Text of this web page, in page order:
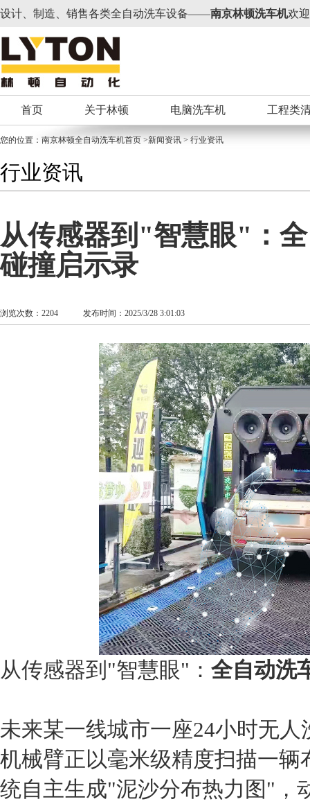
设计、制造、销售各类全自动洗车设备——南京林顿洗车机欢
首页 关于林顿 电脑洗车机 工程类
您的位置： 南京林顿全自动洗车机首页 >新闻资讯 > 行业资讯
行业资讯
从传感器到"智慧眼"：
碰撞启示录
浏览次数：2204 发布时间：2025/3/28 3:01:03
从传感器到"智慧眼"： 全自动洗
未来某一线城市一座24小时无
机械臂正以毫米级精度扫描一
统自主生成"泥沙分布热力图"，